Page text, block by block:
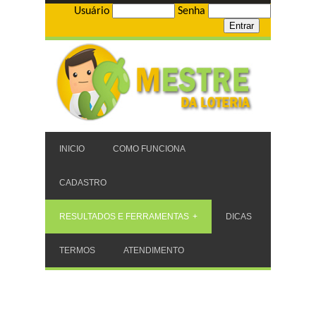
Usuário Senha
INICIO COMO FUNCIONA
CADASTRO
RESULTADOS E FERRAMENTAS DICAS
TERMOS ATENDIMENTO